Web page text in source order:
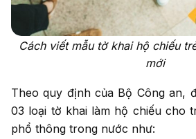
Cách viết mẫu tờ khai hộ chiếu
mới
Theo quy định của Bộ Công an,
03 loại tờ khai làm hộ chiếu cho
phổ thông trong nước như: